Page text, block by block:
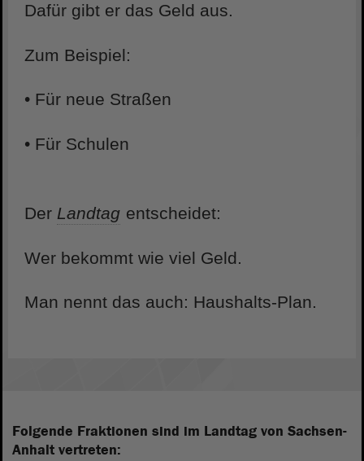
Dafür gibt er das Geld aus.
Zum Beispiel:
• Für neue Straßen
• Für Schulen
Der Landtag entscheidet:
Wer bekommt wie viel Geld.
Man nennt das auch: Haushalts-Plan.
Folgende Fraktionen sind im Landtag von Sachsen-
Anhalt vertreten: